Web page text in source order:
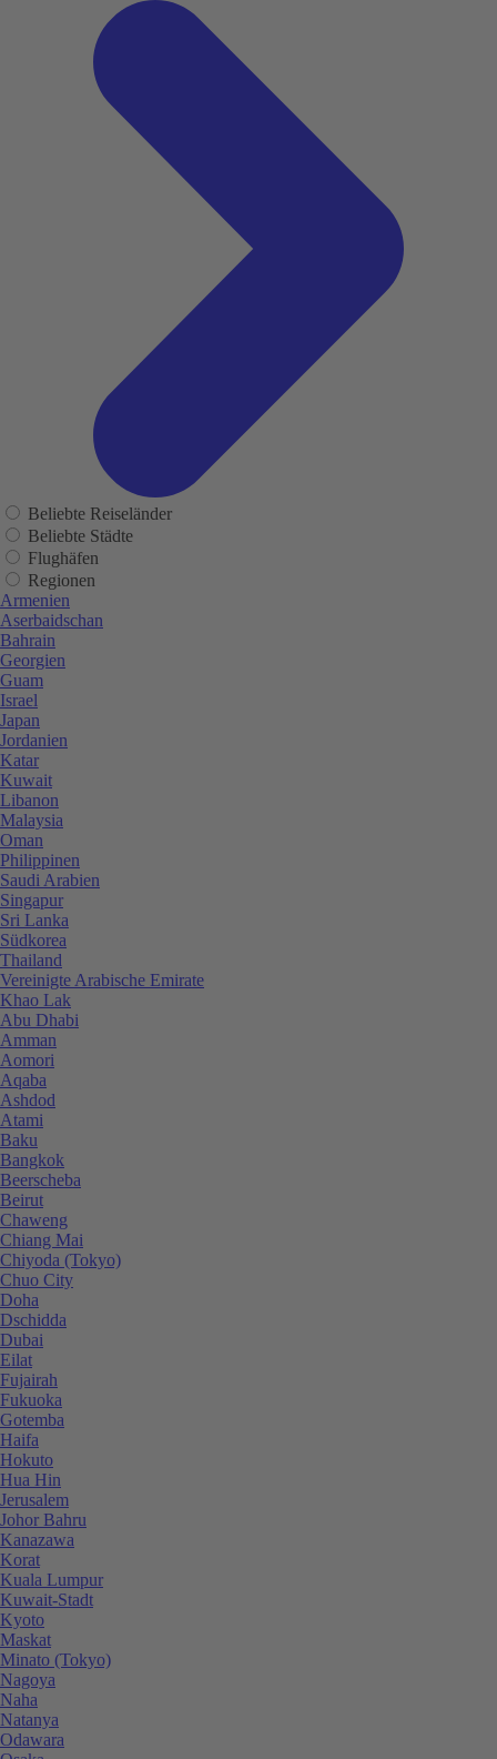
Beliebte Reiseländer
Beliebte Städte
Flughäfen
Regionen
Armenien
Aserbaidschan
Bahrain
Georgien
Guam
Israel
Japan
Jordanien
Katar
Kuwait
Libanon
Malaysia
Oman
Philippinen
Saudi Arabien
Singapur
Sri Lanka
Südkorea
Thailand
Vereinigte Arabische Emirate
Khao Lak
Abu Dhabi
Amman
Aomori
Aqaba
Ashdod
Atami
Baku
Bangkok
Beerscheba
Beirut
Chaweng
Chiang Mai
Chiyoda (Tokyo)
Chuo City
Doha
Dschidda
Dubai
Eilat
Fujairah
Fukuoka
Gotemba
Haifa
Hokuto
Hua Hin
Jerusalem
Johor Bahru
Kanazawa
Korat
Kuala Lumpur
Kuwait-Stadt
Kyoto
Maskat
Minato (Tokyo)
Nagoya
Naha
Natanya
Odawara